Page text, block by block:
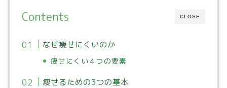
CLOSE
Contents
なぜ痩せにくいのか
痩せにくい４つの要素
痩せるための3つの基本